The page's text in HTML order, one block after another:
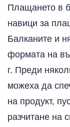
Плащането в
навици за
Балканите и
формата на
г. Преди
можеха да
на продукт,
разчитане на